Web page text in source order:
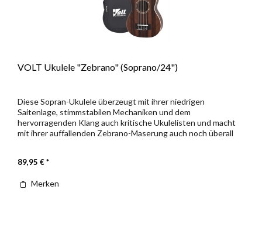
VOLT Ukulele "Zebrano" (Soprano/24")
Diese Sopran-Ukulele überzeugt mit ihrer niedrigen
Saitenlage, stimmstabilen Mechaniken und dem
hervorragenden Klang auch kritische Ukulelisten und macht
mit ihrer auffallenden Zebrano-Maserung auch noch überall
89,95 € *
Merken